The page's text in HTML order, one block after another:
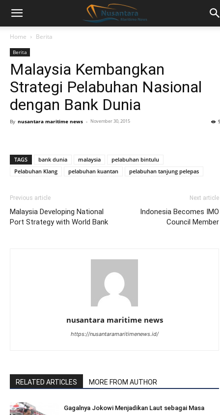
Home Berita
Berita
Malaysia Kembangkan
Strategi Pelabuhan Nasional
dengan Bank Dunia
By nusantara maritime news - November 30, 2015
TAGS bank dunia malaysia
pelabuhan bintulu
Pelabuhan Klang
pelabuhan kuantan pelabuhan tanjung pelepas
Previous article
Malaysia Developing National
Port Strategy with World Bank
Next article
Indonesia Becomes IMO
Council Member
nusantara maritime news
https://nusantaramaritimenews.id/
RELATED ARTICLES MORE FROM AUTHOR
Gagalnya Jokowi Menjadikan Laut sebagai Masa